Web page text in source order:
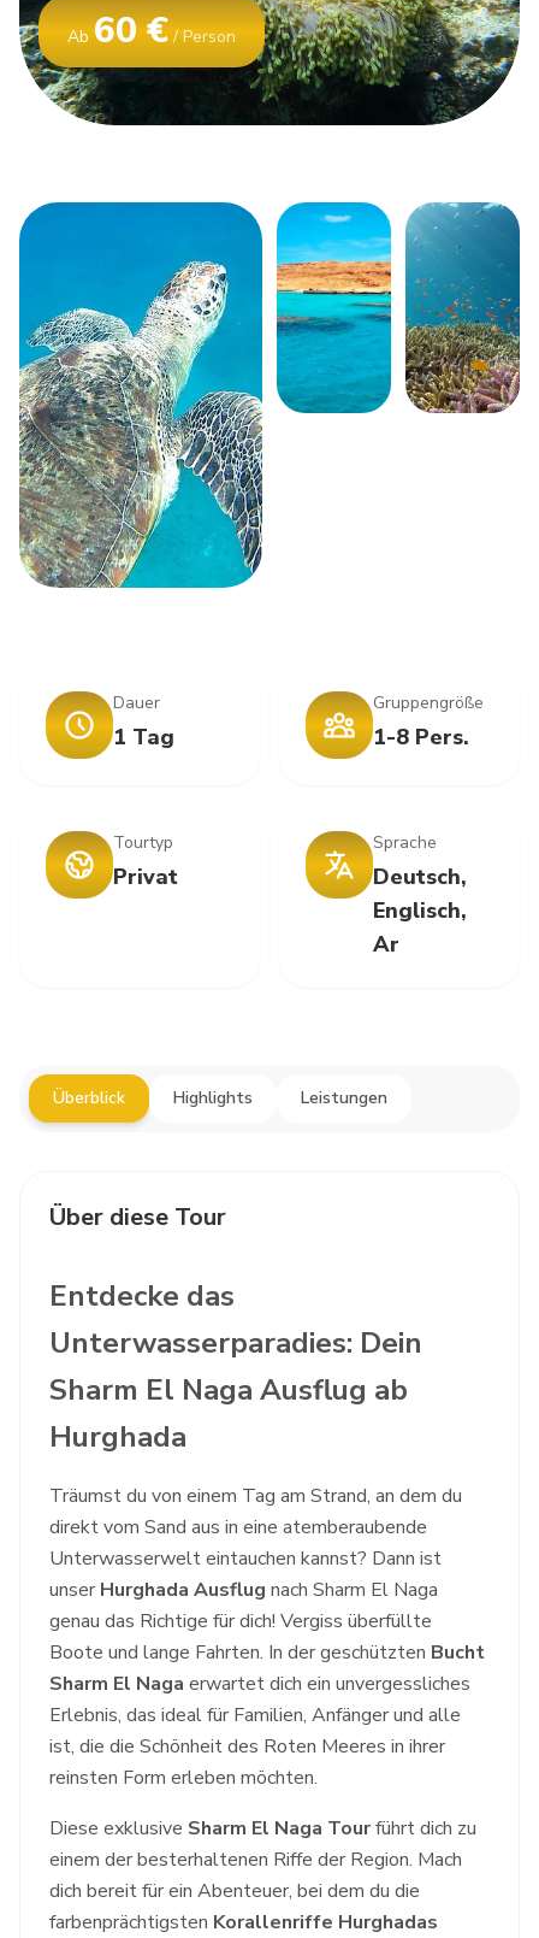
Ab 60 € / Person
Dauer
1 Tag
Gruppengröße
1-8 Pers.
Tourtyp
Privat
Sprache
Deutsch,
Englisch,
Ar
Überblick Highlights Leistungen
Über diese Tour
Entdecke das
Unterwasserparadies: Dein
Sharm El Naga Ausflug ab
Hurghada
Träumst du von einem Tag am Strand, an dem du
direkt vom Sand aus in eine atemberaubende
Unterwasserwelt eintauchen kannst? Dann ist
unser Hurghada Ausflug nach Sharm El Naga
genau das Richtige für dich! Vergiss überfüllte
Boote und lange Fahrten. In der geschützten Bucht
Sharm El Naga erwartet dich ein unvergessliches
Erlebnis, das ideal für Familien, Anfänger und alle
ist, die die Schönheit des Roten Meeres in ihrer
reinsten Form erleben möchten.
Diese exklusive Sharm El Naga Tourführt dich zu
einem der besterhaltenen Riffe der Region. Mach
dich bereit für ein Abenteuer, bei dem du die
farbenprächtigsten Korallenriffe Hurghadas